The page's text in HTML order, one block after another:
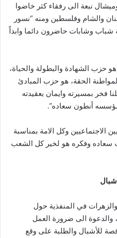
نبعة الى رفقاء كثر خاضوا
والشام وفلسطين ومنه “نسور
شباب وشابات حاضرون دائما وابداً
حزب الشهادة والبطولة والحياة،
الحقة، هو حزب المبادئ
فخر بمسيرته وايمان بعقيدته
بمؤسسه أنطون سعاده”.
الاجتماعيين وكل الامة بمناسبة
سعاده وفكره هو لخير كل الشعب
في المنفذية حول
والدعوة الى ضرورة العمل
للأشبال والطلبة على وقع